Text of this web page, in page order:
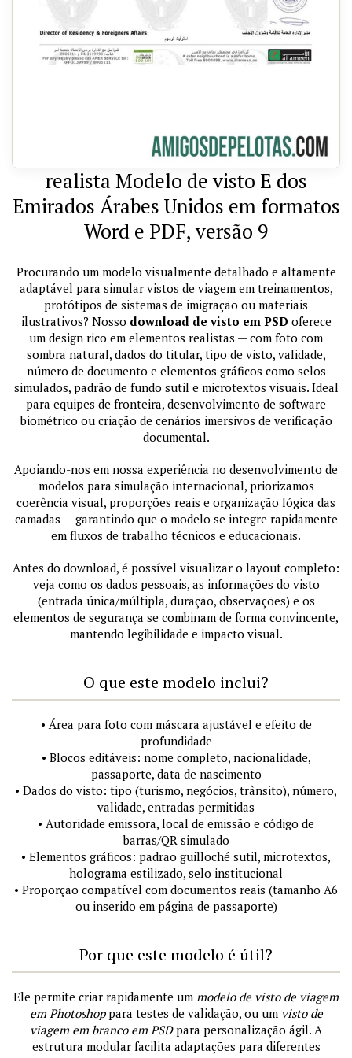
realista Modelo de visto E dos
Emirados Árabes Unidos em formatos
Word e PDF, versão 9
Procurando um modelo visualmente detalhado e altamente
adaptável para simular vistos de viagem em treinamentos,
protótipos de sistemas de imigração ou materiais
ilustrativos? Nosso download de visto em PSD oferece
um design rico em elementos realistas — com foto com
sombra natural, dados do titular, tipo de visto, validade,
número de documento e elementos gráficos como selos
simulados, padrão de fundo sutil e microtextos visuais. Ideal
para equipes de fronteira, desenvolvimento de software
biométrico ou criação de cenários imersivos de verificação
documental.
Apoiando-nos em nossa experiência no desenvolvimento de
modelos para simulação internacional, priorizamos
coerência visual, proporções reais e organização lógica das
camadas — garantindo que o modelo se integre rapidamente
em fluxos de trabalho técnicos e educacionais.
Antes do download, é possível visualizar o layout completo:
veja como os dados pessoais, as informações do visto
(entrada única/múltipla, duração, observações) e os
elementos de segurança se combinam de forma convincente,
mantendo legibilidade e impacto visual.
O que este modelo inclui?
• Área para foto com máscara ajustável e efeito de
profundidade
• Blocos editáveis: nome completo, nacionalidade,
passaporte, data de nascimento
• Dados do visto: tipo (turismo, negócios, trânsito), número,
validade, entradas permitidas
• Autoridade emissora, local de emissão e código de
barras/QR simulado
• Elementos gráficos: padrão guilloché sutil, microtextos,
holograma estilizado, selo institucional
• Proporção compatível com documentos reais (tamanho A6
ou inserido em página de passaporte)
Por que este modelo é útil?
Ele permite criar rapidamente um modelo de visto de viagem
em Photoshoppara testes de validação, ou um visto de
viagem em branco em PSDpara personalização ágil. A
estrutura modular facilita adaptações para diferentes